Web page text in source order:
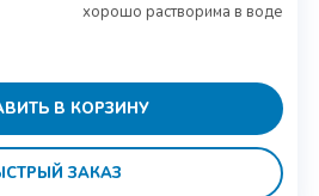
хорошо растворима в воде
В КОРЗИНУ
ЗАКАЗ